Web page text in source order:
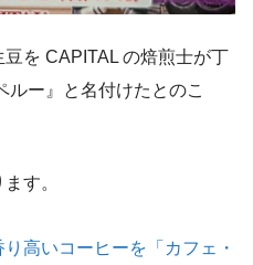
豆を CAPITAL の焙煎士が丁
ルー』と名付けたとのこ
す。
高いコーヒーを「カフェ・